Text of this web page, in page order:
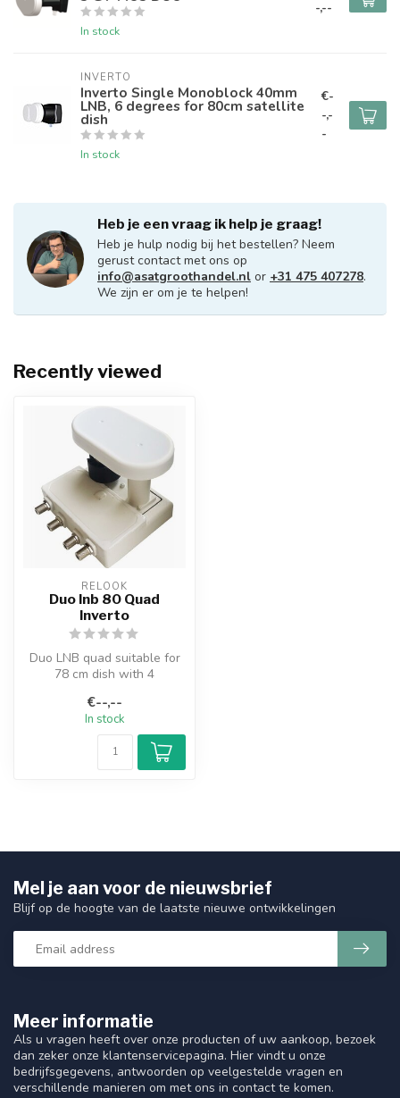
In stock
-,--
INVERTO
Inverto Single Monoblock 40mm
LNB, 6 degrees for 80cm satellite
dish
In stock
€-
-,-
-
Heb je een vraag ik help je graag!
Heb je hulp nodig bij het bestellen? Neem
gerust contact met ons op
info@asatgroothandel.nl or +31 475 407278.
We zijn er om je te helpen!
Recently viewed
RELOOK
Duo lnb 80 Quad
Inverto
Duo LNB quad suitable for
78 cm dish with 4
Astra 1...
€--,--
In stock
Meer informatie
Als u vragen heeft over onze producten of uw aankoop, bezoek
dan zeker onze klantenservicepagina. Hier vindt u onze
bedrijfsgegevens, antwoorden op veelgestelde vragen en
verschillende manieren om met ons in contact te komen.
Mel je aan voor de nieuwsbrief
Blijf op de hoogte van de laatste nieuwe ontwikkelingen